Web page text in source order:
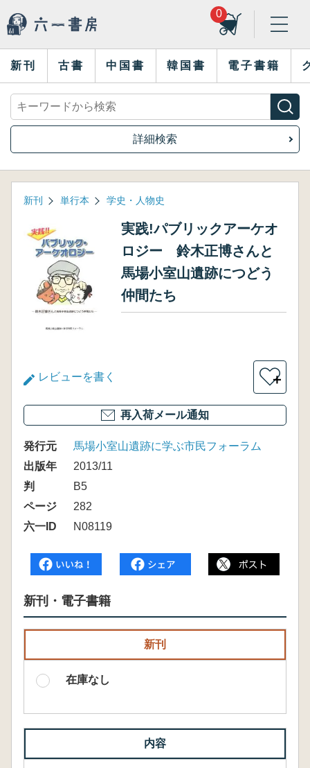
0
新刊 古書 中国書 韓国書 電子書籍
詳細検索
新刊 単行本 学史・人物史
実践!パブリックアーケオ
ロジー 鈴木正博さんと
馬場小室山遺跡につどう
仲間たち
レビューを書く ＋
再入荷メール通知
発行元
馬場小室山遺跡に学ぶ市民フォーラム
出版年
2013/11
判
B5
ページ
282
六一ID
N08119
新刊・電子書籍
新刊
在庫なし
内容